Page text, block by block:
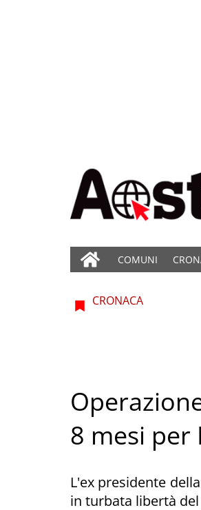
COMUNI
CRONACA
8 mesi per
L'ex presidente
in turbata libertà